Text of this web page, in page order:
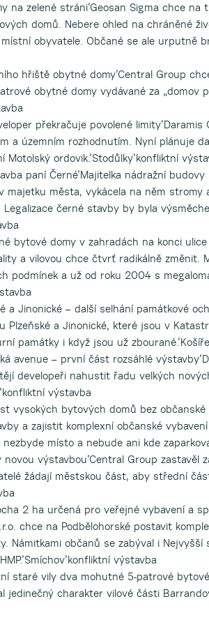
na zelené stráni’Geosan Sigma chce
domů. Nebere ohled na chráněné
obyvatele. Občané se ale urputně
hřiště obytné domy’Central Group
obytné domy vydávané za „domov
překračuje povolené
a územním rozhodnutím. Nyní plánuje
ordovik.’Stodůlky’konfliktní
paní Černé’Majitelka nádražní
majetku města, vykácela na něm stromy
černé stavby by byla
bytové domy v zahradách na konci
a vilovou chce čtvrť radikálně změnit.
podmínek a už od roku 2004 s
a Jinonické – další selhání památkové
Plzeňské a Jinonické, které jsou v
památky i když jsou už
avenue – první část rozsáhlé
developeři nahustit řadu velkých
výstavba
vysokých bytových domů bez občanské
a zajistit komplexní občanské
místo a nebude ani kde
novou výstavbou’Central Group zastavěl
žádají městskou část, aby střední
2 ha určená pro veřejné vybavení a
chce na Podbělohorské postavit
Námitkami občanů se zabýval i Nejvyšší
výstavba
staré vily dva mohutné 5-patrové
charakter vilové části